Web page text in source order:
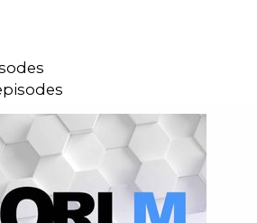
studios au Village by CA Paris,
nos studios au cœur du 8ème